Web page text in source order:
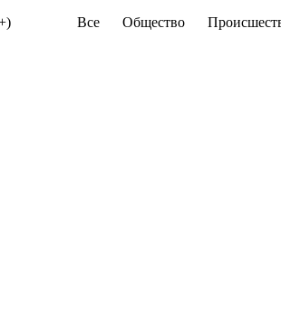
Все Общество